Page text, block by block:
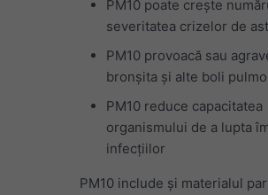
PM10 poate crește
severitatea crizelor de
PM10 provoacă sau
bronșita și alte boli
PM10 reduce capacitatea
organismului de a lupta
infecțiilor
PM10 include și materialul